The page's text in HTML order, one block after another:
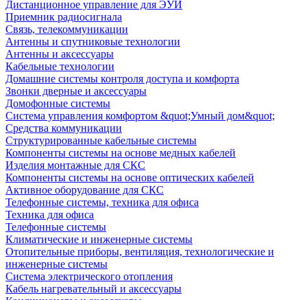
Дистанционное управление для ЭУИ
Приемник радиосигнала
Связь, телекоммуникации
Антенны и спутниковые технологии
Антенны и аксессуары
Кабельные технологии
Домашние системы контроля доступа и комфорта
Звонки дверные и аксессуары
Домофонные системы
Система управления комфортом &quot;Умный дом&quot;
Средства коммуникации
Структурированные кабельные системы
Компоненты системы на основе медных кабелей
Изделия монтажные для СКС
Компоненты системы на основе оптических кабелей
Активное оборудование для СКС
Телефонные системы, техника для офиса
Техника для офиса
Телефонные системы
Климатические и инженерные системы
Отопительные приборы, вентиляция, технологические и
инженерные системы
Система электрического отопления
Кабель нагревательный и аксессуары